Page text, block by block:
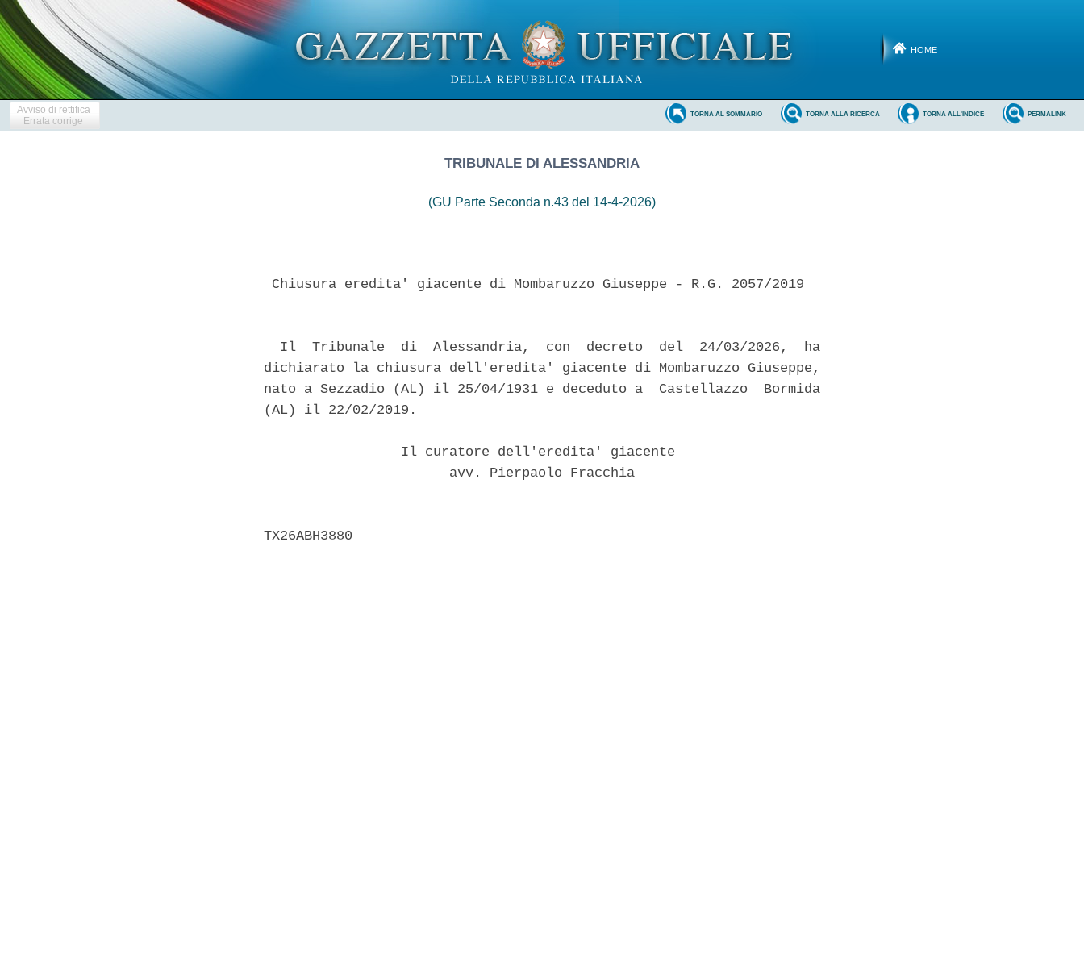
HOME
Avviso di rettifica
Errata corrige
PERMALINK
TORNA ALL'INDICE
TORNA ALLA RICERCA
TORNA AL SOMMARIO
TRIBUNALE DI ALESSANDRIA
(GU Parte Seconda n.43 del 14-4-2026)
Chiusura eredita' giacente di Mombaruzzo Giuseppe - R.G. 2057/2019
  Il  Tribunale  di  Alessandria,  con  decreto  del  24/03/2026,  ha
dichiarato la chiusura dell'eredita' giacente di Mombaruzzo Giuseppe,
nato a Sezzadio (AL) il 25/04/1931 e deceduto a  Castellazzo  Bormida
(AL) il 22/02/2019.
                 Il curatore dell'eredita' giacente
                       avv. Pierpaolo Fracchia